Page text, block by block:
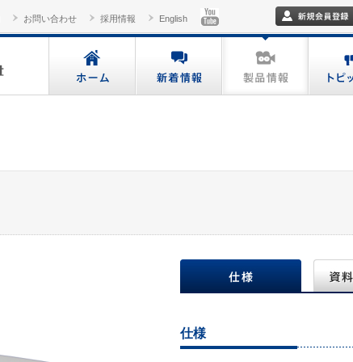
お問い合わせ 採用情報 English
仕様